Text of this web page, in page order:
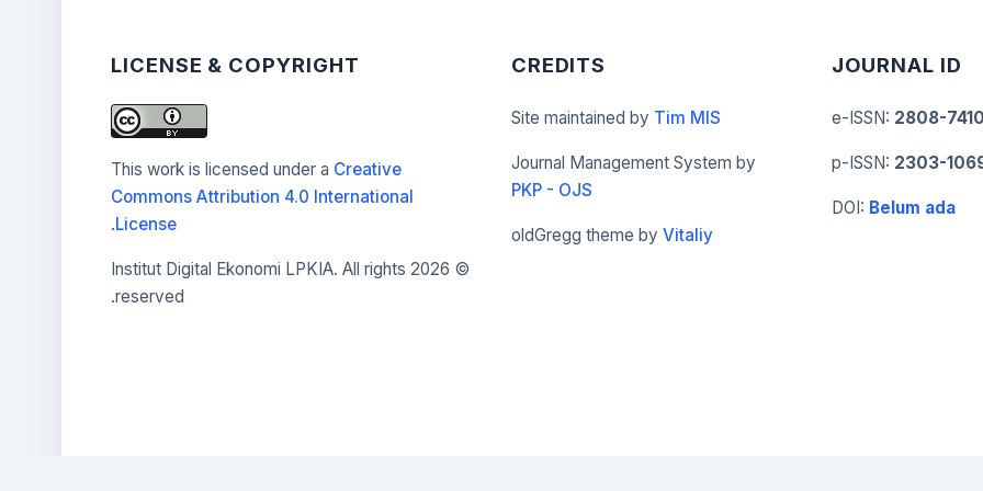
JOURNAL ID
e-ISSN: 2808-
p-ISSN: 2303-
DOI: Belum ada
CREDITS
Site maintained by Tim MIS
Journal Management System by
PKP - OJS
oldGregg theme by Vitaliy
LICENSE & COPYRIGHT
This work is licensed under a Creative
Commons Attribution 4.0 International
License
.
©
2026 Institut Digital Ekonomi LPKIA. All rights
reserved.